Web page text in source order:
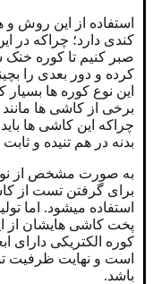
استفاده از این روش
کندی دارد؛ چراکه در
صبر کنیم تا کوره
کرده و دور بعدی را
این نوع کوره ها
برخی از کاشی ها
چراکه این کاشی ها
بدنه در هم تنیده و
به صورت مشخص از
برای گرفتن تست از
استفاده میشود. اما
پخت کاشی هایشان از
باشد.